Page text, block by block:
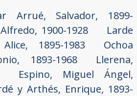
Arrué, Salvador, 1899-
1900-1928
Larde
1895-1983
Ochoa
1893-1968
Llerena,
Espino, Miguel Ángel,
y Arthés, Enrique, 1893-